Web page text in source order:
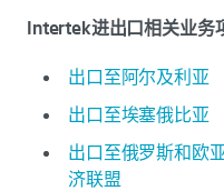
Intertek进出口相关业务
出口至阿尔及利亚
出口至埃塞俄比亚
出口至俄罗斯和欧
济联盟